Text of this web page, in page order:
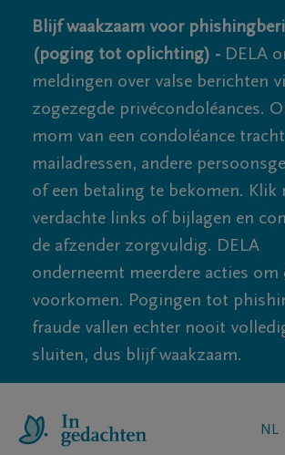
Blijf waakzaam voor
(poging tot oplichting) - DELA
meldingen over valse berichten
zogezegde privécondoléances.
mom van een condoléance
mailadressen, andere
of een betaling te bekomen. Klik
verdachte links of bijlagen en
de afzender zorgvuldig. DELA
onderneemt meerdere acties om
voorkomen. Pogingen tot
fraude vallen echter nooit
sluiten, dus blijf waakzaam.
NL